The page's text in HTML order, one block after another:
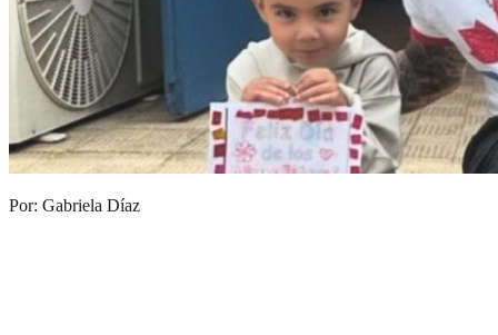
Por: Gabriela Díaz